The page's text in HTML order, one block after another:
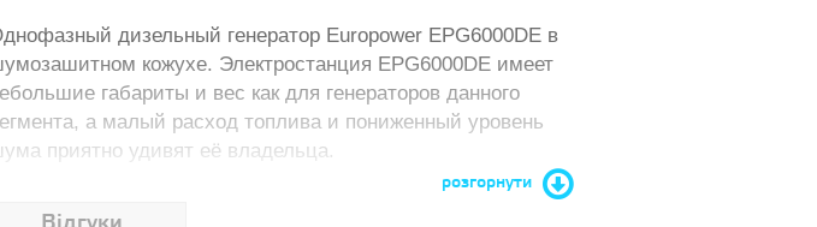
дизельный генератор Europower EPG6000DE в
кожухе. Электростанция EPG6000DE имеет
габариты и вес как для генераторов данного
а малый расход топлива и пониженный уровень
приятно удивят её владельца.
розгорнути